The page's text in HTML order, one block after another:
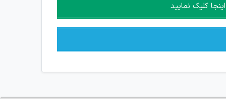
کلیک نمایید